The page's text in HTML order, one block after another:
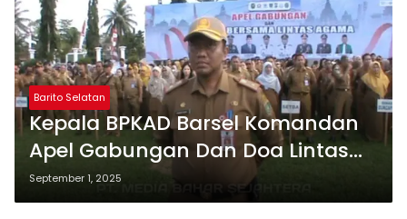
Barito Selatan
Kepala BPKAD Barsel Komandan
Apel Gabungan Dan Doa Lintas
Agama
September 1, 2025